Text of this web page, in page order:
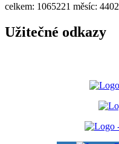
celkem: 1065221 měsíc: 4402
Užitečné odkazy